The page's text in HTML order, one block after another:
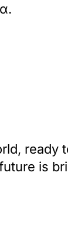
ready
is